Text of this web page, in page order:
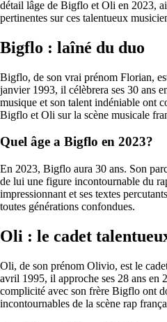
détail lâge de Bigflo et Oli en 2023,
pertinentes sur ces talentueux
Bigflo : laîné du duo
Bigflo, de son vrai prénom Florian,
janvier 1993, il célèbrera ses 30 ans
musique et son talent indéniable ont
Bigflo et Oli sur la scène musicale
Quel âge a Bigflo en 2023?
En 2023, Bigflo aura 30 ans. Son
de lui une figure incontournable du
impressionnant et ses textes
toutes générations confondues.
Oli : le cadet
Oli, de son prénom Olivio, est le
avril 1995, il approche ses 28 ans en
complicité avec son frère Bigflo ont
incontournables de la scène rap